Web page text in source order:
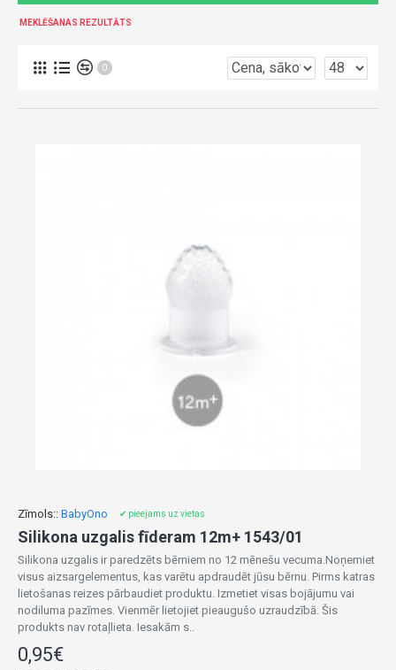
MEKLĒŠANAS REZULTĀTS
0
Zīmols:: BabyOno ✔ pieejams uz vietas
Silikona uzgalis fīderam 12m+ 1543/01
Silikona uzgalis ir paredzēts bērniem no 12 mēnešu vecuma.Noņemiet
visus aizsargelementus, kas varētu apdraudēt jūsu bērnu. Pirms katras
lietošanas reizes pārbaudiet produktu. Izmetiet visas bojājumu vai
nodiluma pazīmes. Vienmēr lietojiet pieaugušo uzraudzībā. Šis
produkts nav rotaļlieta. Iesakām s..
0,95€